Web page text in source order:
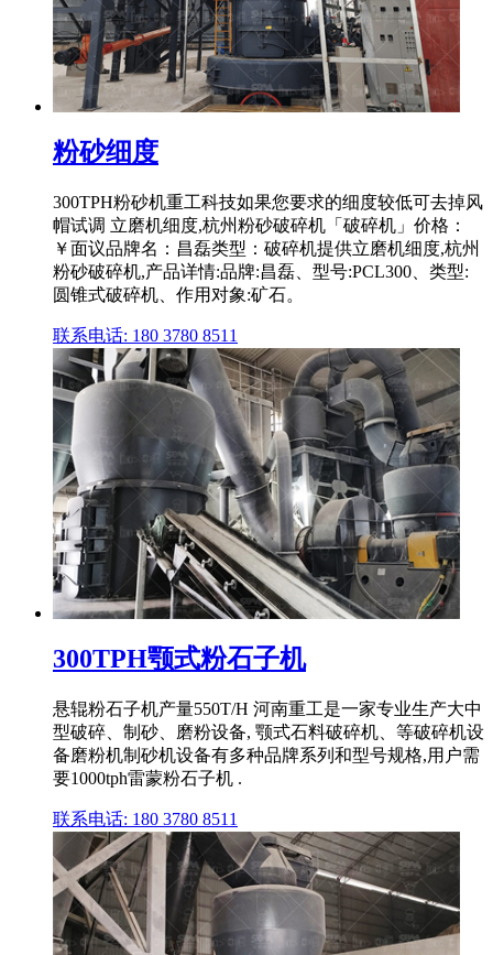
粉砂细度
300TPH粉砂机重工科技如果您要求的细度较低可去掉风
帽试调 立磨机细度,杭州粉砂破碎机「破碎机」价格：
￥面议品牌名：昌磊类型：破碎机提供立磨机细度,杭州
粉砂破碎机,产品详情:品牌:昌磊、型号:PCL300、类型:
圆锥式破碎机、作用对象:矿石。
联系电话: 180 3780 8511
300TPH颚式粉石子机
悬辊粉石子机产量550T/H 河南重工是一家专业生产大中
型破碎、制砂、磨粉设备, 颚式石料破碎机、等破碎机设
备磨粉机制砂机设备有多种品牌系列和型号规格,用户需
要1000tph雷蒙粉石子机 .
联系电话: 180 3780 8511